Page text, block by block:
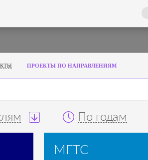
ПРОЕКТЫ ПО НАПРАВЛЕНИЯМ
По годам
МГТС